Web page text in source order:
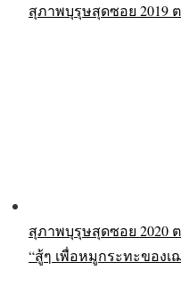
สุภาพบุรุษสุดซอย 2019
สุภาพบุรุษสุดซอย 2020
“สู้ๆ เพื่อหมูกระทะของเ